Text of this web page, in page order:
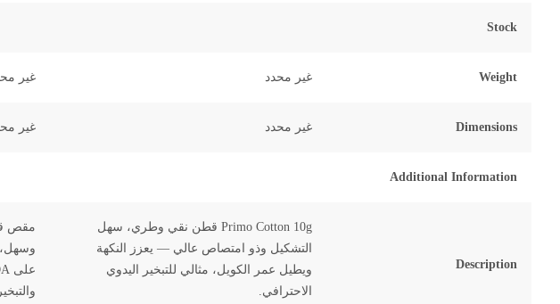
Stock
Weight غير محدد غير
Dimensions غير محدد غير
Additional Information
Description
Primo Cotton 10g قطن نقي وطري، سهل
التشكيل وذو امتصاص عالي — يعزز النكهة
ويطيل عمر الكويل، مثالي للتبخير اليدوي
الاحترافي.
مقص
وسهل،